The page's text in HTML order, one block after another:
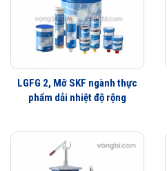
LGFG 2, Mỡ SKF ngành thực
phẩm dải nhiệt độ rộng